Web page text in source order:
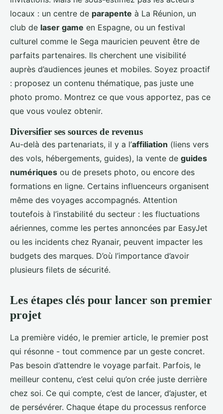
locaux : un centre de parapente à La Réunion, un
club de laser game en Espagne, ou un festival
culturel comme le Sega mauricien peuvent être de
parfaits partenaires. Ils cherchent une visibilité
auprès d’audiences jeunes et mobiles. Soyez proactif
: proposez un contenu thématique, pas juste une
photo promo. Montrez ce que vous apportez, pas ce
que vous voulez obtenir.
Diversifier ses sources de revenus
Au-delà des partenariats, il y a l’affiliation (liens vers
des vols, hébergements, guides), la vente de guides
numériques ou de presets photo, ou encore des
formations en ligne. Certains influenceurs organisent
même des voyages accompagnés. Attention
toutefois à l’instabilité du secteur : les fluctuations
aériennes, comme les pertes annoncées par EasyJet
ou les incidents chez Ryanair, peuvent impacter les
budgets des marques. D’où l’importance d’avoir
plusieurs filets de sécurité.
Les étapes clés pour lancer son premier
projet
La première vidéo, le premier article, le premier post
qui résonne - tout commence par un geste concret.
Pas besoin d’attendre le voyage parfait. Parfois, le
meilleur contenu, c’est celui qu’on crée juste derrière
chez soi. Ce qui compte, c’est de lancer, d’ajuster, et
de persévérer. Chaque étape du processus renforce